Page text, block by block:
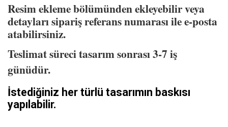
Resim ekleme bölümünden ekleyebilir veya
detayları sipariş referans numarası ile e-posta
atabilirsiniz.
Teslimat süreci tasarım sonrası 3-7 iş
günüdür.
İstediğiniz her türlü tasarımın baskısı
yapılabilir.